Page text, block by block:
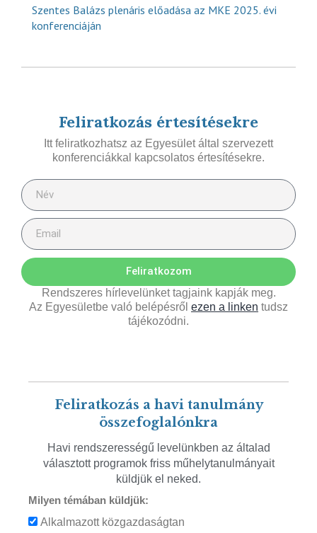
Szentes Balázs plenáris előadása az MKE 2025. évi
konferenciáján
Feliratkozás értesítésekre
Itt feliratkozhatsz az Egyesület által szervezett
konferenciákkal kapcsolatos értesítésekre.
Feliratkozom
Rendszeres hírlevelünket tagjaink kapják meg.
Az Egyesületbe való belépésről ezen a linken tudsz
tájékozódni.
Feliratkozás a havi tanulmány
összefoglalónkra
Havi rendszerességű levelünkben az általad
választott programok friss műhelytanulmányait
küldjük el neked.
Milyen témában küldjük:
Alkalmazott közgazdaságtan